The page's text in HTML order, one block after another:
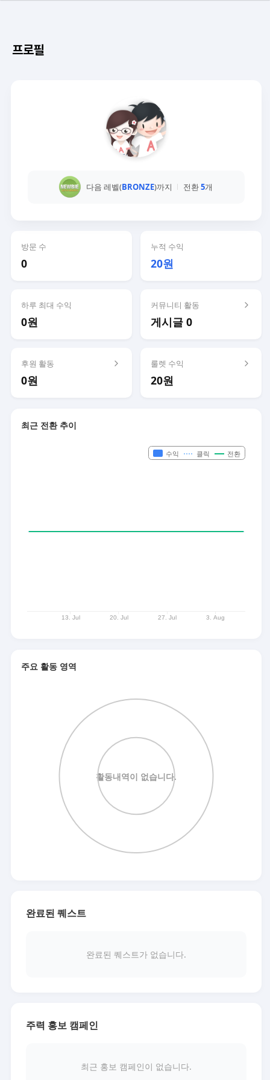
프로필
다음 레벨(BRONZE)까지 전환5개
방문 수
0
누적 수익
20원
하루 최대 수익
0원
커뮤니티 활동
게시글 0
후원 활동
0원
룰렛 수익
20원
최근 전환 추이
주요 활동 영역
완료된 퀘스트
완료된 퀘스트가 없습니다.
주력 홍보 캠페인
최근 홍보 캠페인이 없습니다.